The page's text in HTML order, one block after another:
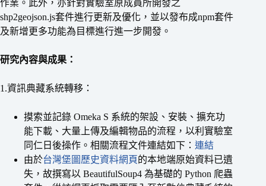
作業。此外，亦針對實驗室原成員所開發之
shp2geojson.js套件進行更新及優化，並以發布成npm套件
及新增更多功能為目標進行進一步開發。
研究內容與成果：
1.資訊典藏系統轉移：
摸索並記錄 Omeka S 系統的架設、安裝、擴充功
能下載、大量上傳及編輯物品的流程，以利實驗室
同仁日後操作。相關流程文件連結如下： 連結
由於台灣堡圖歷史資料網頁的本地端原始資料已遺
失，故撰寫以 BeautifulSoup4 為基礎的 Python 爬蟲